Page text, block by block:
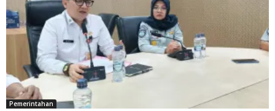
Pemerintahan